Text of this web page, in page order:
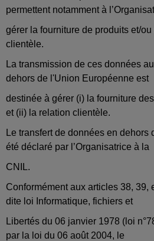
permettent notamment à
gérer la fourniture de produits et/
clientèle.
La transmission de ces données
dehors de l'Union Européenne est
destinée à gérer (i) la fourniture
et (ii) la relation clientèle.
Le transfert de données en
été déclaré par l’Organisatrice à la
CNIL.
Conformément aux articles 38, 39,
dite loi Informatique, fichiers et
Libertés du 06 janvier 1978 (loi
par la loi du 06 août 2004, le